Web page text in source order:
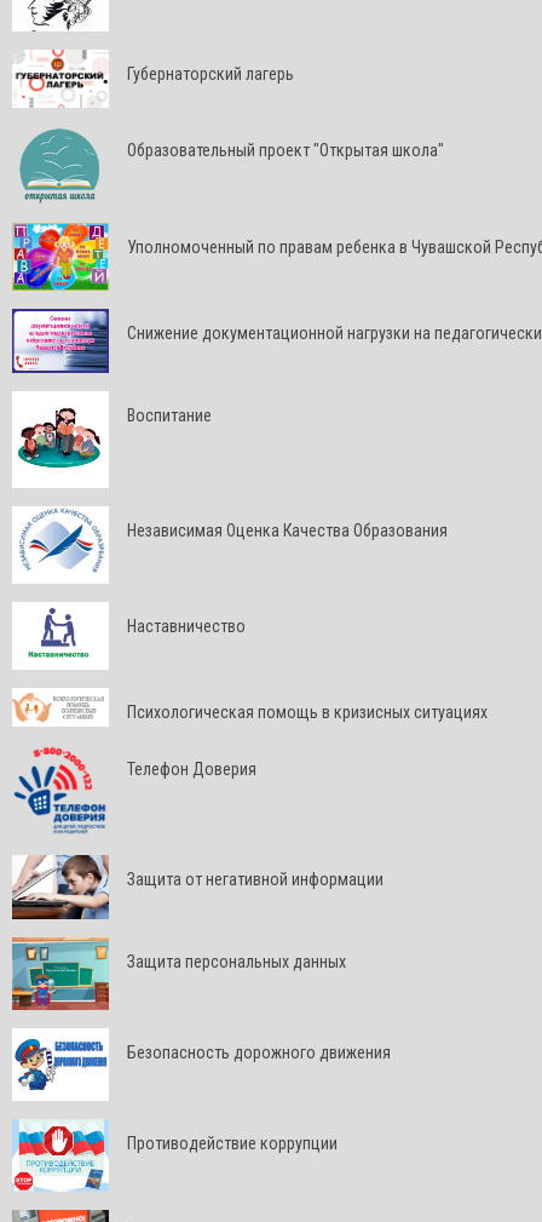
Губернаторский лагерь
Образовательный проект "Открытая школа"
Уполномоченный по правам ребенка в Чувашской
Снижение документационной нагрузки на
Воспитание
Независимая Оценка Качества Образования
Наставничество
Психологическая помощь в кризисных ситуациях
Телефон Доверия
Защита от негативной информации
Защита персональных данных
Безопасность дорожного движения
Противодействие коррупции